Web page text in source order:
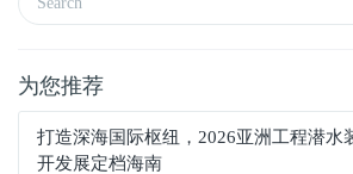
为您推荐
打造深海国际枢纽，2026亚洲工程潜水
开发展定档海南